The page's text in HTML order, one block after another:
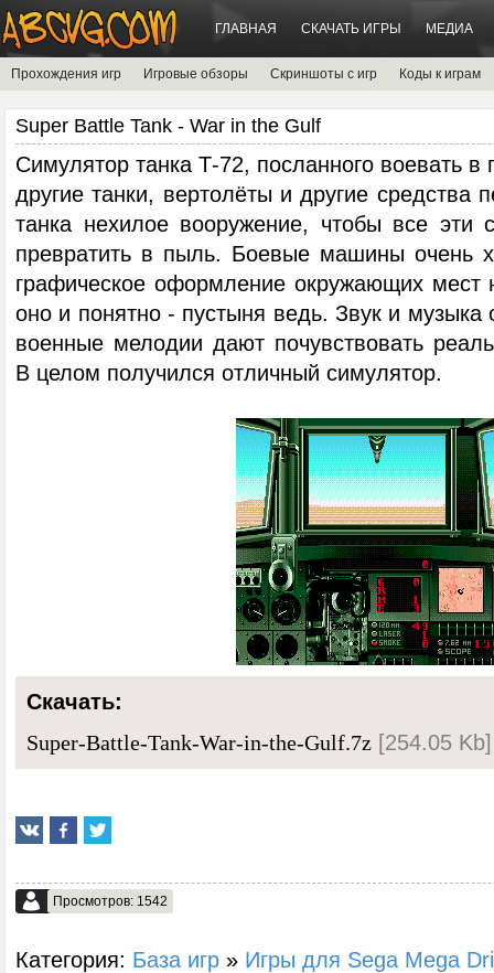
ГЛАВНАЯ СКАЧАТЬ ИГРЫ МЕДИА
Прохождения игр Игровые обзоры Скриншоты с игр Коды к играм
Super Battle Tank - War in the Gulf
Симулятор танка Т-72, посланного воевать в
другие танки, вертолёты и другие средства
танка нехилое вооружение, чтобы все эти
превратить в пыль. Боевые машины очень
графическое оформление окружающих мест
оно и понятно - пустыня ведь. Звук и
военные мелодии дают почувствовать
В целом получился отличный симулятор.
Скачать:
Super-Battle-Tank-War-in-the-Gulf.7z [254.05
Просмотров: 1542
Категория: База игр » Игры для Sega Mega